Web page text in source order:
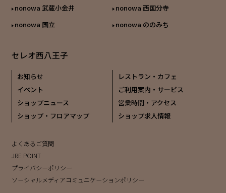
nonowa 武蔵小金井
nonowa 西国分寺
nonowa 国立
nonowa ののみち
セレオ西八王子
お知らせ
イベント
ショップニュース
ショップ・フロアマップ
レストラン・カフェ
ご利用案内・サービス
営業時間・アクセス
ショップ求人情報
よくあるご質問
JRE POINT
プライバシーポリシー
ソーシャルメディアコミュニケーションポリシー